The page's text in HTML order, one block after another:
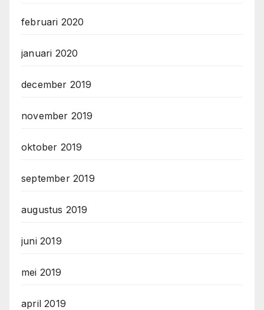
februari 2020
januari 2020
december 2019
november 2019
oktober 2019
september 2019
augustus 2019
juni 2019
mei 2019
april 2019